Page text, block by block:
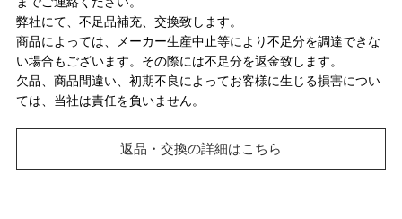
弊社にて、不足品補充、交換致します。
商品によっては、メーカー生産中止等により不足分を調達できな
い場合もございます。その際には不足分を返金致します。
欠品、商品間違い、初期不良によってお客様に生じる損害につい
ては、当社は責任を負いません。
返品・交換の詳細はこちら